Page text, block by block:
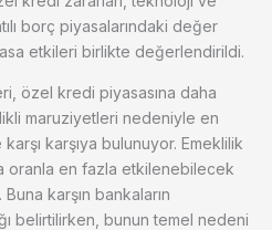
borç piyasalarındaki değer
etkileri birlikte değerlendirildi.
özel kredi piyasasına daha
maruziyetleri nedeniyle en
karşıya bulunuyor. Emeklilik
oranla en fazla etkilenebilecek
karşın bankaların
belirtilirken, bunun temel nedeni